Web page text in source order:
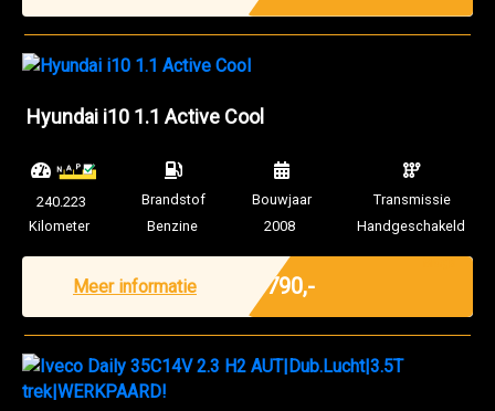
Hyundai i10 1.1 Active Cool
240.223
Kilometer
Brandstof
Benzine
Bouwjaar
2008
Transmissie
Handgeschakeld
Meer informatie € 790,-